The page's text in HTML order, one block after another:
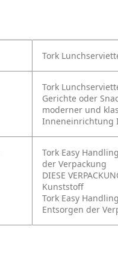
Tork
Tork
Gerichte oder
moderner und
Inneneinrichtung
Tork Easy
der Verpackung
DIESE
Kunststoff
Tork Easy
Entsorgen der